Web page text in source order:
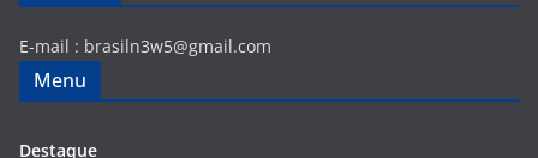
E-mail : brasiln3w5@gmail.com
Menu
Destaque